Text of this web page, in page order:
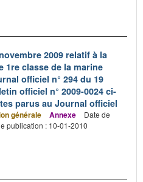
2009 relatif à la
1re classe de la marine
officiel n° 294 du 19
officiel n° 2009-0024 ci-
parus au Journal officiel
générale Annexe
Date de
publication : 10-01-2010